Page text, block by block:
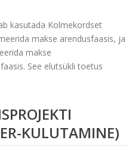
kasutada Kolmekordset
makse arendusfaasis, ja
makse
See elutsükli toetus
KULUTAMINE)